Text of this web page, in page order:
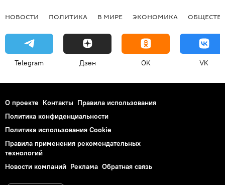
НОВОСТИ ПОЛИТИКА В МИРЕ ЭКОНОМИКА
Telegram Дзен OK VK
О проекте Контакты Правила использования
Политика конфиденциальности
Политика использования Cookie
Правила применения рекомендательных
технологий
Новости компаний Реклама Обратная связь